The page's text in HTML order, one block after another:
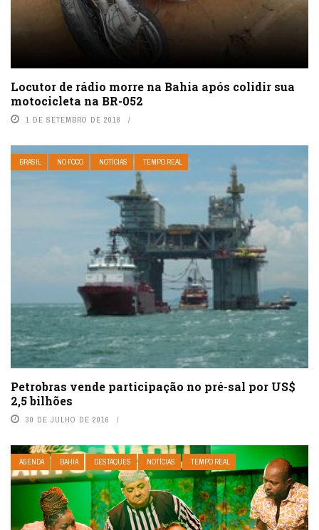
Locutor de rádio morre na Bahia após colidir sua
motocicleta na BR-052
1 DE SETEMBRO DE 2018
BRASIL NO FOCO NOTÍCIAS TEMPO REAL
Petrobras vende participação no pré-sal por US$
2,5 bilhões
30 DE JULHO DE 2016
AGENDA BAHIA DESTAQUES NOTÍCIAS TEMPO REAL